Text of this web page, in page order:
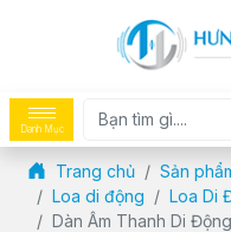
Danh Mục
Trang chủ Sản
Loa di động
Loa Di
Dàn Âm Thanh Di